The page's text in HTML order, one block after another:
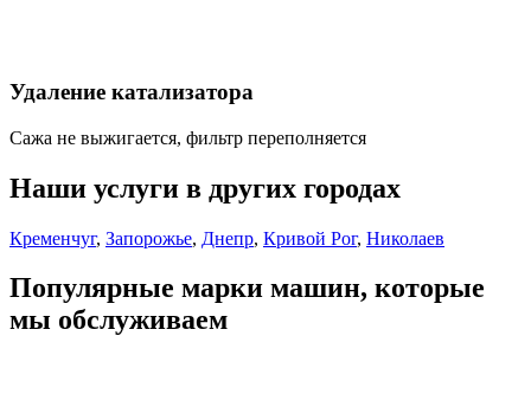
Удаление катализатора
Сажа не выжигается, фильтр переполняется
Наши услуги в других городах
Кременчуг, Запорожье, Днепр, Кривой Рог, Николаев
Популярные марки машин, которые
мы обслуживаем